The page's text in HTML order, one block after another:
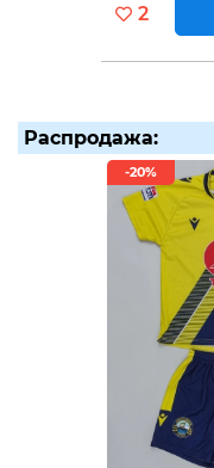
2
Распродажа:
-20%